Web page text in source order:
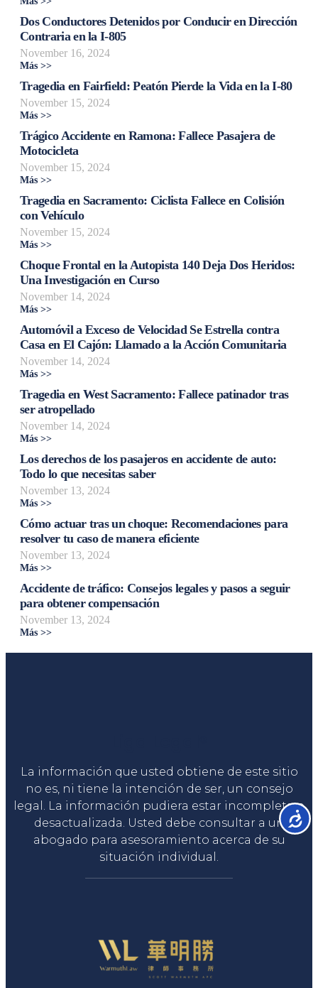
Dos Conductores Detenidos por Conducir en Dirección
Contraria en la I-805
November 16, 2024
Más >>
Tragedia en Fairfield: Peatón Pierde la Vida en la I-80
November 15, 2024
Más >>
Trágico Accidente en Ramona: Fallece Pasajera de
Motocicleta
November 15, 2024
Más >>
Tragedia en Sacramento: Ciclista Fallece en Colisión
con Vehículo
November 15, 2024
Más >>
Choque Frontal en la Autopista 140 Deja Dos Heridos:
Una Investigación en Curso
November 14, 2024
Más >>
Automóvil a Exceso de Velocidad Se Estrella contra
Casa en El Cajón: Llamado a la Acción Comunitaria
November 14, 2024
Más >>
Tragedia en West Sacramento: Fallece patinador tras
ser atropellado
November 14, 2024
Más >>
Los derechos de los pasajeros en accidente de auto:
Todo lo que necesitas saber
November 13, 2024
Más >>
Cómo actuar tras un choque: Recomendaciones para
resolver tu caso de manera eficiente
November 13, 2024
Más >>
Accidente de tráfico: Consejos legales y pasos a seguir
para obtener compensación
November 13, 2024
Más >>
La información que usted obtiene de este sitio
no es, ni tiene la intención de ser, un consejo
legal. La información pudiera estar incompleta o
desactualizada. Usted debe consultar a un
abogado para asesoramiento acerca de su
situación individual.